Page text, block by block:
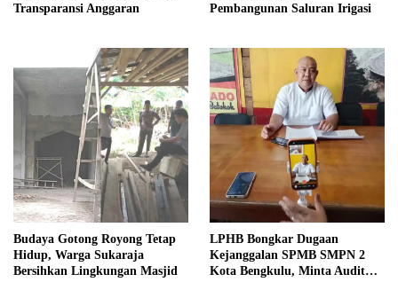
Transparansi Anggaran
Pembangunan Saluran Irigasi
Budaya Gotong Royong Tetap
Hidup, Warga Sukaraja
Bersihkan Lingkungan Masjid
LPHB Bongkar Dugaan
Kejanggalan SPMB SMPN 2
Kota Bengkulu, Minta Audit